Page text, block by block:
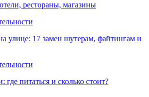
рестораны, магазины
улице: 17 замен шутерам, файтингам и
где питаться и сколько стоит?